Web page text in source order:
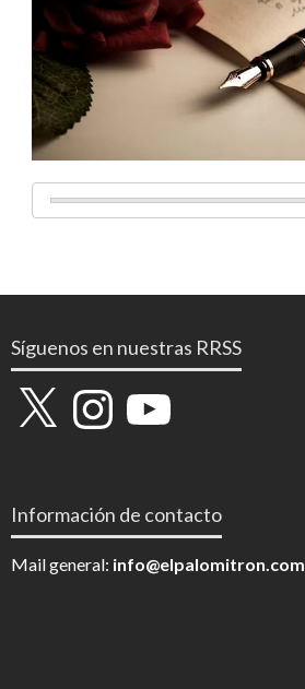
Síguenos en nuestras RRSS
X InstagramYouTube
Información de contacto
Mail general: info@elpalomitron.com